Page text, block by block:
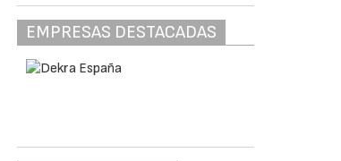
EMPRESAS DESTACADAS